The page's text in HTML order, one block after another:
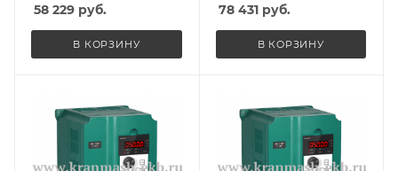
58 229 руб.
В КОРЗИНУ
78 431руб.
В КОРЗИНУ